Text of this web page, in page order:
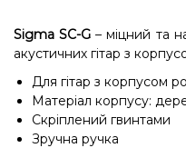
Sigma SC-G – міцний та
акустичних гітар з
Для гітар з корпусом
Матеріал корпусу:
Скріплений гвинтами
Зручна ручка